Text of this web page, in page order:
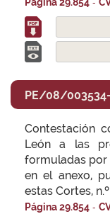
PE/08/
Contestación
León a las
formuladas por
en el anexo,
estas Cortes,
Página 29.854 -